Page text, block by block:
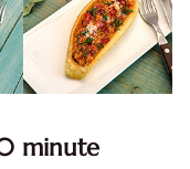
minute